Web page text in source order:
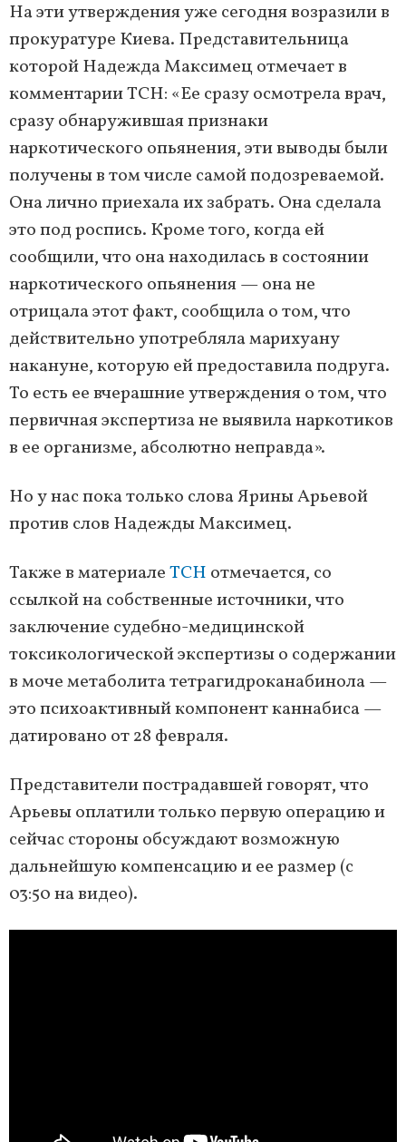
На эти утверждения уже сегодня возразили в
прокуратуре Киева. Представительница
которой Надежда Максимец отмечает в
комментарии ТСН: «Ее сразу осмотрела врач,
сразу обнаружившая признаки
наркотического опьянения, эти выводы были
получены в том числе самой подозреваемой.
Она лично приехала их забрать. Она сделала
это под роспись. Кроме того, когда ей
сообщили, что она находилась в состоянии
наркотического опьянения — она не
отрицала этот факт, сообщила о том, что
действительно употребляла марихуану
накануне, которую ей предоставила подруга.
То есть ее вчерашние утверждения о том, что
первичная экспертиза не выявила наркотиков
в ее организме, абсолютно неправда».
Но у нас пока только слова Ярины Арьевой
против слов Надежды Максимец.
Также в материалеТСН отмечается, со
ссылкой на собственные источники, что
заключение судебно-медицинской
токсикологической экспертизы о содержании
в моче метаболита тетрагидроканабинола —
это психоактивный компонент каннабиса —
датировано от 28 февраля.
Представители пострадавшей говорят, что
Арьевы оплатили только первую операцию и
сейчас стороны обсуждают возможную
дальнейшую компенсацию и ее размер (с
03:50 на видео).